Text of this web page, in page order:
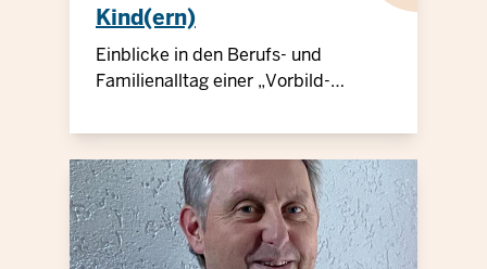
Kind(ern)
Einblicke in den Berufs- und
Familienalltag einer „Vorbild-